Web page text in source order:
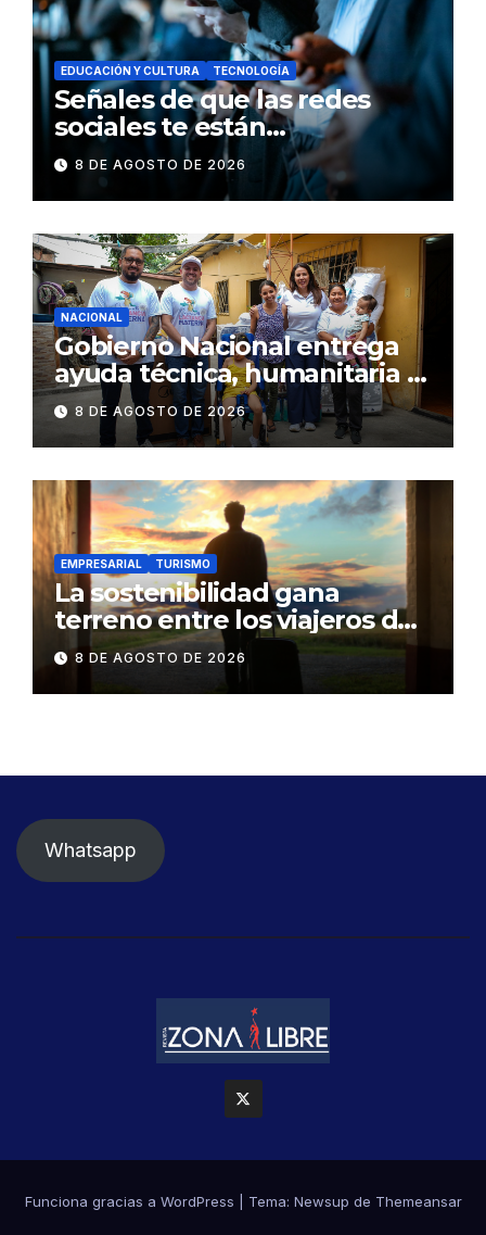
EDUCACIÓN Y CULTURA TECNOLOGÍA
Señales de que las redes
sociales te están
consumiendo
8 DE AGOSTO DE 2026
NACIONAL
Gobierno Nacional entrega
ayuda técnica, humanitaria y
Bono Joaquín Gallegos Lara a
familia en situación de
vulnerabilidad
8 DE AGOSTO DE 2026
EMPRESARIAL TURISMO
La sostenibilidad gana
terreno entre los viajeros de
negocios
8 DE AGOSTO DE 2026
Whatsapp
Funciona gracias a WordPress Tema: Newsup de Themeansar